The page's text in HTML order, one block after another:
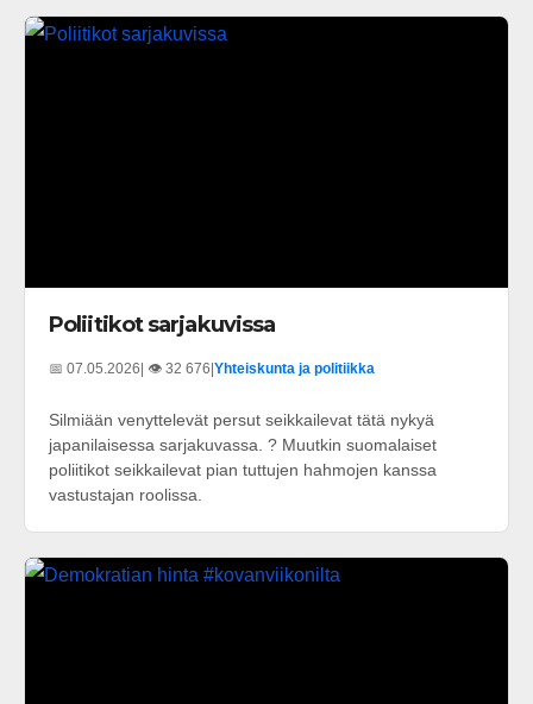
Poliitikot sarjakuvissa
📅 07.05.2026 | 👁️ 32 676 Yhteiskunta ja politiikka
Silmiään venyttelevät persut seikkailevat tätä nykyä
japanilaisessa sarjakuvassa. ? Muutkin suomalaiset
poliitikot seikkailevat pian tuttujen hahmojen kanssa
vastustajan roolissa.